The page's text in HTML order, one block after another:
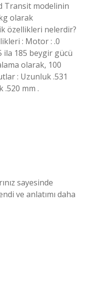
Transit modelinin
olarak
özellikleri nelerdir?
: Motor : .0
ila 185 beygir gücü
olarak, 100
: Uzunluk .531
.520 mm .
sayesinde
ve anlatımı daha